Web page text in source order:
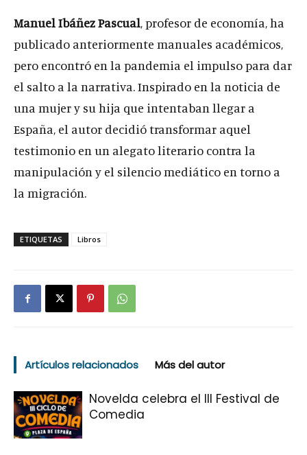
Manuel Ibáñez Pascual, profesor de economía, ha
publicado anteriormente manuales académicos,
pero encontró en la pandemia el impulso para dar
el salto a la narrativa. Inspirado en la noticia de
una mujer y su hija que intentaban llegar a
España, el autor decidió transformar aquel
testimonio en un alegato literario contra la
manipulación y el silencio mediático en torno a
la migración.
ETIQUETAS Libros
Artículos relacionados Más del autor
Novelda celebra el III Festival de
Comedia